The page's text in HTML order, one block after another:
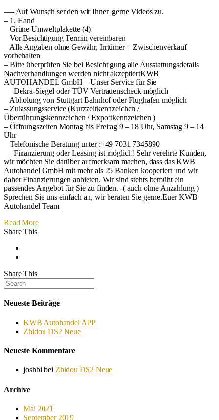
—- Auf Wunsch senden wir Ihnen gerne Videos zu.
– 1. Hand
– Grüne Umweltplakette (4)
– Vor Besichtigung Termin vereinbaren
– Alle Angaben ohne Gewähr, Irrtümer + Zwischenverkauf
vorbehalten
– Bitte überprüfen Sie bei Besichtigung alle Ausstattungsdetails
Nachverhandlungen werden nicht akzeptiertKWB
AUTOHANDEL GmbH – Unser Service für Sie
— Dekra-Siegel oder TÜV Vertrauenscheck möglich
– Abholung von Stuttgart Bahnhof oder Flughafen möglich
– Zulassungsservice (Kurzzeitkennzeichen /
Überführungskennzeichen / Exportkennzeichen )
– Öffnungszeiten Montag bis Freitag 9 – 18 Uhr, Samstag 9 – 14
Uhr
– Telefonische Beratung unter :+49 7031 7345890
– –Finanzierung oder Leasing ist möglich! Sehr verehrte Kunden,
wir möchten Sie darüber aufmerksam machen, dass das KWB
Autohandel GmbH mit mehr als 25 Banken kooperiert und wir
daher Finanzierungen anbieten. Wir sind stehts bemüht ein
passendes Angebot für Sie zu finden. -( auch ohne Anzahlung )
Sprechen Sie uns einfach an, wir beraten Sie gerne.Euer KWB
Autohandel Team
Read More
Share This
Share This
Neueste Beiträge
KWB Autohandel APP
Zhidou DS2 Neue
Neueste Kommentare
joshbi bei Zhidou DS2 Neue
Archive
Mai 2021
September 2019